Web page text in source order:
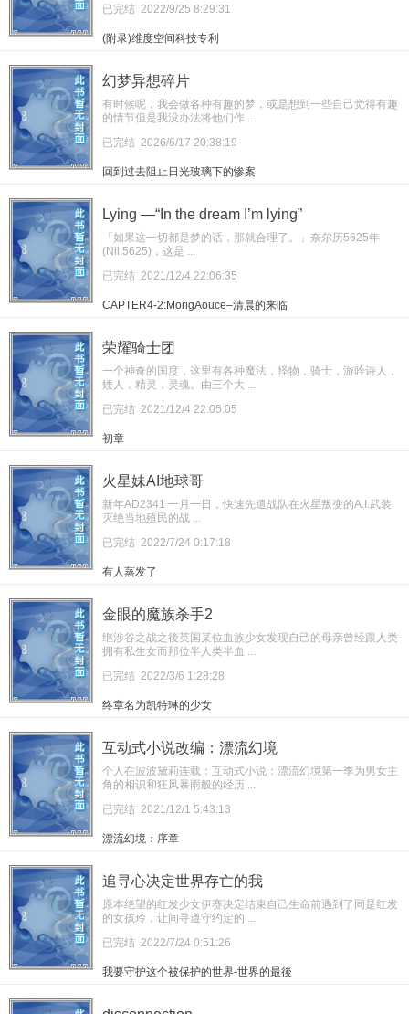
已完结 2022/9/25 8:29:31
(附录)维度空间科技专利
幻梦异想碎片
有时候呢，我会做各种有趣的梦，或是想到一些自己觉得有趣
的情节但是我没办法将他们作 ...
已完结 2026/6/17 20:38:19
回到过去阻止日光玻璃下的惨案
Lying —“In the dream I’m lying”
「如果这一切都是梦的话，那就合理了。」奈尔历5625年
(Nil.5625)，这是 ...
已完结 2021/12/4 22:06:35
CAPTER4-2:MorigAouce–清晨的来临
荣耀骑士团
一个神奇的国度，这里有各种魔法，怪物，骑士，游吟诗人，
矮人，精灵，灵魂。由三个大 ...
已完结 2021/12/4 22:05:05
初章
火星妹AI地球哥
新年AD2341 一月一日，快速先遣战队在火星叛变的A.I.武装
灭绝当地殖民的战 ...
已完结 2022/7/24 0:17:18
有人蒸发了
金眼的魔族杀手2
继涉谷之战之後英国某位血族少女发现自己的母亲曾经跟人类
拥有私生女而那位半人类半血 ...
已完结 2022/3/6 1:28:28
终章名为凯特琳的少女
互动式小说改编：漂流幻境
个人在波波黛莉连载：互动式小说：漂流幻境第一季为男女主
角的相识和狂风暴雨般的经历 ...
已完结 2021/12/1 5:43:13
漂流幻境：序章
追寻心决定世界存亡的我
原本绝望的红发少女伊赛决定结束自己生命前遇到了同是红发
的女孩玲，让间寻遵守约定的 ...
已完结 2022/7/24 0:51:26
我要守护这个被保护的世界-世界的最後